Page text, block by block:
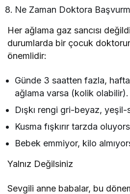
Ne Zaman Doktora
Her ağlama gaz sancısı
durumlarda bir çocuk
önemlidir:
Günde 3 saatten fazla,
ağlama varsa (kolik olabilir).
Dışkı rengi gri-beyaz, yeşil-
Kusma fışkırır tarzda
Bebek emmiyor, kilo
Yalnız Değilsiniz
Sevgili anne babalar, bu